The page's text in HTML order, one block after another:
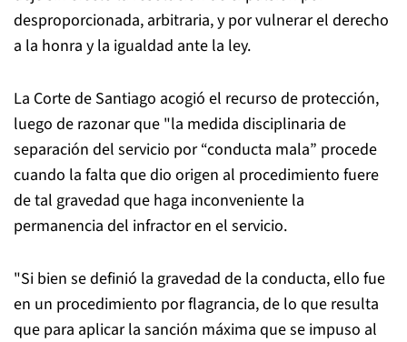
desproporcionada, arbitraria, y por vulnerar el derecho
a la honra y la igualdad ante la ley.
La Corte de Santiago acogió el recurso de protección,
luego de razonar que "la medida disciplinaria de
separación del servicio por “conducta mala” procede
cuando la falta que dio origen al procedimiento fuere
de tal gravedad que haga inconveniente la
permanencia del infractor en el servicio.
"Si bien se definió la gravedad de la conducta, ello fue
en un procedimiento por flagrancia, de lo que resulta
que para aplicar la sanción máxima que se impuso al